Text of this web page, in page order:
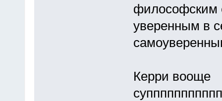
философским
уверенным в
Керри вооще